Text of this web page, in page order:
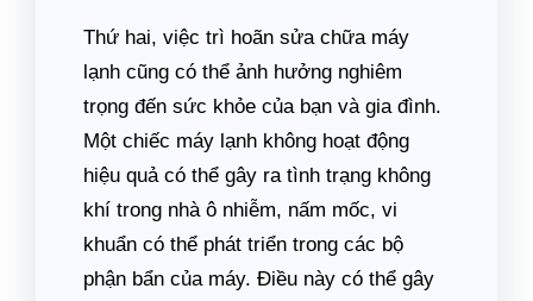
Thứ hai, việc trì hoãn sửa chữa máy
lạnh cũng có thể ảnh hưởng nghiêm
trọng đến sức khỏe của bạn và gia đình.
Một chiếc máy lạnh không hoạt động
hiệu quả có thể gây ra tình trạng không
khí trong nhà ô nhiễm, nấm mốc, vi
khuẩn có thể phát triển trong các bộ
phận bẩn của máy. Điều này có thể gây